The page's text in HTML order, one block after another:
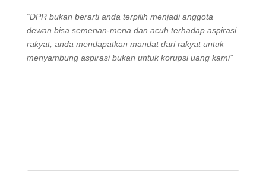
“DPR bukan berarti anda terpilih menjadi anggota
dewan bisa semenan-mena dan acuh terhadap aspirasi
rakyat, anda mendapatkan mandat dari rakyat untuk
menyambung aspirasi bukan untuk korupsi uang kami”